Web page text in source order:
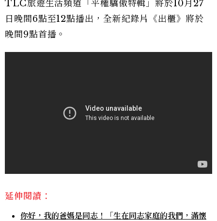
TLC旅遊生活頻道「平權驕傲特輯」將於10月27
日晚間6點至12點播出，全新紀錄片《出櫃》將於
晚間9點首播。
延伸閱讀：
你好，我的爸媽是同志！「生在同志家庭的我們，滿懷